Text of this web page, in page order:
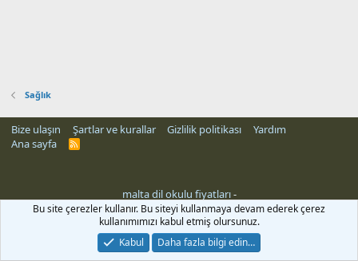
Sağlık
Bize ulaşın Şartlar ve kurallar Gizlilik politikası
Yardım
Ana sayfa
R
malta dil okulu fiyatları-
Bu site çerezler kullanır. Bu siteyi kullanmaya devam ederek çerez
kullanımımızı kabul etmiş olursunuz.
Kabul
Daha fazla bilgi edin…